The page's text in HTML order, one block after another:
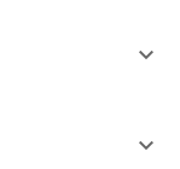
keyboard_arrow_down
keyboard_arrow_down